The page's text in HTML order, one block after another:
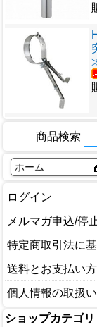
商品検索
ホーム
ログイン
メルマガ申込/停
特定商取引法に
送料とお支払い
個人情報の取扱
ショップカテゴリ